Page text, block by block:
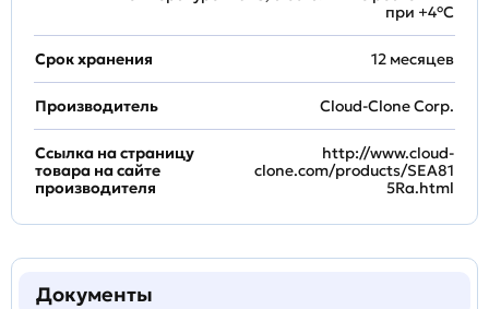
при +4°С
Срок хранения 12 месяцев
Производитель Cloud-Clone Corp.
Ссылка на страницу
товара на сайте
производителя
http://www.cloud-
clone.com/products/SEA81
5Ra.html
Документы